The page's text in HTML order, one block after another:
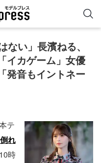
ない」長濱ねる、
イカゲーム」女優
発音もイントネー
テ
れ
時